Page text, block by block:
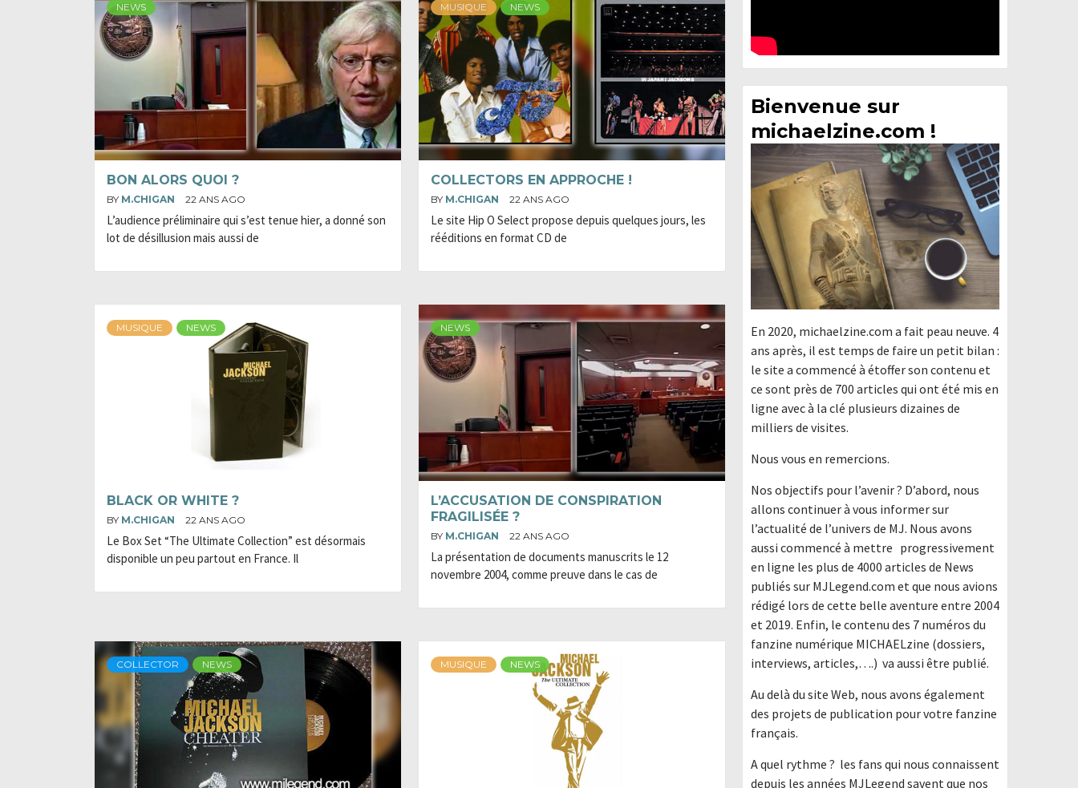
NEWS
BON ALORS QUOI ?
BY M.CHIGAN 22 ANS AGO
L’audience préliminaire qui s’est tenue hier, a donné son
lot de désillusion mais aussi de
MUSIQUE NEWS
COLLECTORS EN APPROCHE !
BY M.CHIGAN 22 ANS AGO
Le site Hip O Select propose depuis quelques jours, les
rééditions en format CD de
MUSIQUE NEWS
BLACK OR WHITE ?
BY M.CHIGAN 22 ANS AGO
Le Box Set “The Ultimate Collection” est désormais
disponible un peu partout en France. Il
NEWS
L’ACCUSATION DE CONSPIRATION
FRAGILISÉE ?
BY M.CHIGAN 22 ANS AGO
La présentation de documents manuscrits le 12
novembre 2004, comme preuve dans le cas de
COLLECTOR NEWS MUSIQUE NEWS
Bienvenue sur
michaelzine.com !
En 2020, michaelzine.com a fait peau neuve. 4
ans après, il est temps de faire un petit bilan :
le site a commencé à étoffer son contenu et
ce sont près de 700 articles qui ont été mis en
ligne avec à la clé plusieurs dizaines de
milliers de visites.
Nous vous en remercions.
Nos objectifs pour l’avenir ? D’abord, nous
allons continuer à vous informer sur
l’actualité de l’univers de MJ. Nous avons
aussi commencé à mettre progressivement
en ligne les plus de 4000 articles de News
publiés sur MJLegend.com et que nous avions
rédigé lors de cette belle aventure entre 2004
et 2019. Enfin, le contenu des 7 numéros du
fanzine numérique MICHAELzine (dossiers,
interviews, articles,….) va aussi être publié.
Au delà du site Web, nous avons également
des projets de publication pour votre fanzine
français.
A quel rythme ? les fans qui nous connaissent
depuis les années MJLegend savent que nos